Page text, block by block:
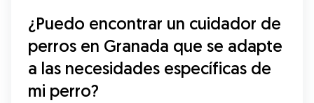
¿Puedo encontrar un cuidador de
perros en Granada que se adapte
a las necesidades específicas de
mi perro?